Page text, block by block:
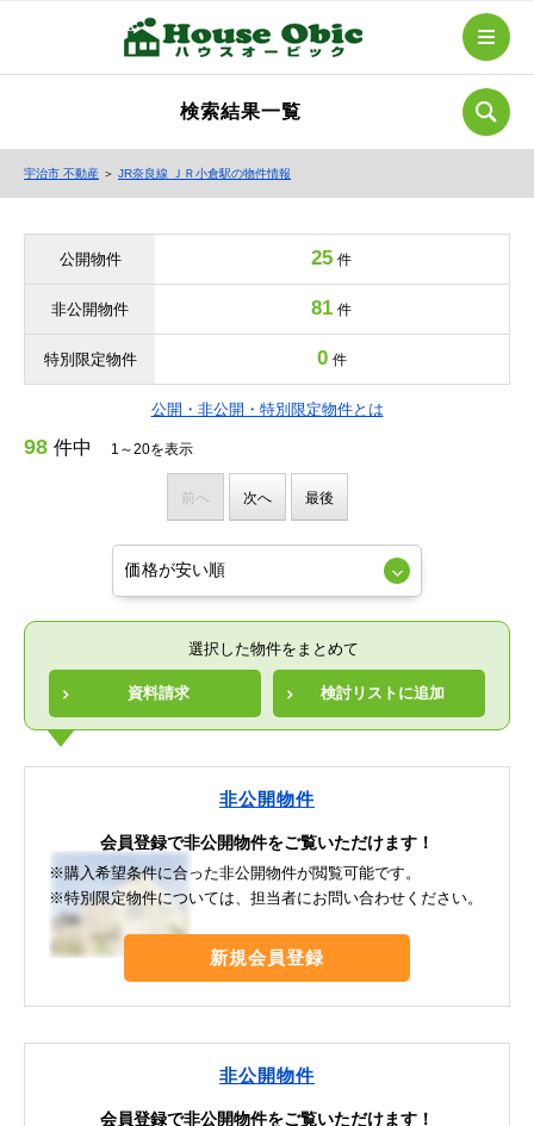
検索結果一覧
宇治市 不動産 ＞ JR奈良線 ＪＲ小倉駅の物件情報
公開物件 25 件
非公開物件 81 件
特別限定物件 0 件
公開・非公開・特別限定物件とは
98 件中 1～20を表示
前へ 次へ 最後
選択した物件をまとめて
資料請求 検討リストに追加
非公開物件
会員登録で非公開物件をご覧いただけます！
※購入希望条件に合った非公開物件が閲覧可能です。
※特別限定物件については、担当者にお問い合わせください。
新規会員登録
非公開物件
会員登録で非公開物件をご覧いただけます！